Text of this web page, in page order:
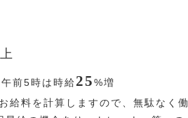
前5時は時給25%増
給料を計算しますので、無駄なく働